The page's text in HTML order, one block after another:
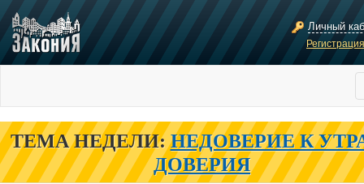
Личный
ТЕМА НЕДЕЛИ: НЕДОВЕРИЕ К
ДОВЕРИЯ